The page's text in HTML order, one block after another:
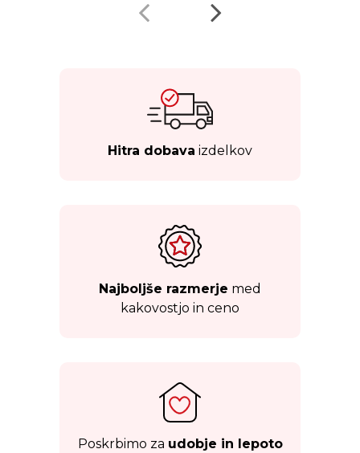
Hitra dobava izdelkov
Najboljše razmerje med
kakovostjo in ceno
Poskrbimo za udobje in lepoto